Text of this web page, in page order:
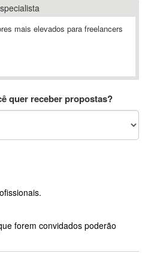
mais elevados para freelancers
quer receber propostas?
forem convidados poderão